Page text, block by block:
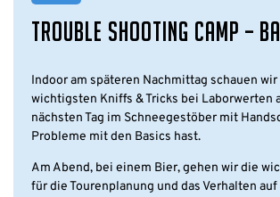
TROUBLE SHOOTING CAMP –
Indoor am späteren Nachmittag schauen wir
wichtigsten Kniffs & Tricks bei Laborwerten
nächsten Tag im Schneegestöber mit
Probleme mit den Basics hast.
Am Abend, bei einem Bier, gehen wir die
für die Tourenplanung und das Verhalten